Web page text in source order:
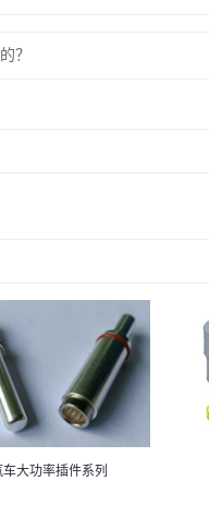
？
车大功率插件系列